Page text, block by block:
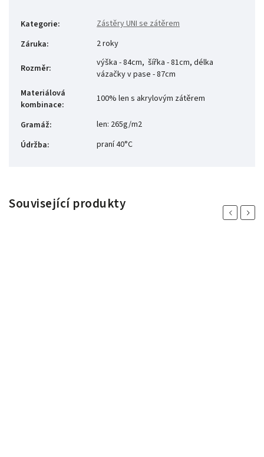
Kategorie:
Zástěry UNI se zátěrem
Záruka: 2 roky
Rozměr:
výška - 84cm, šířka - 81cm, délka
vázačky v pase - 87cm
Materiálová
kombinace:
100% len s akrylovým zátěrem
Gramáž:
len: 265g/m2
Údržba: praní 40°C
Související produkty
PreviousNext